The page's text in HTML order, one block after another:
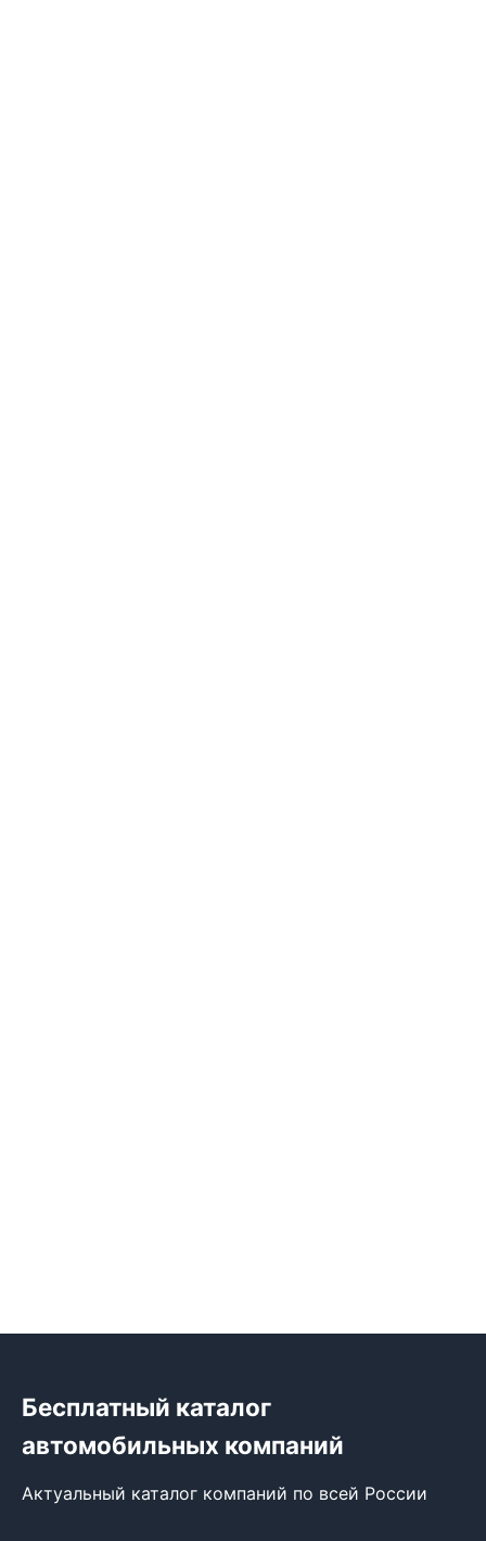
Бесплатный каталог
автомобильных компаний
Актуальный каталог компаний по всей России